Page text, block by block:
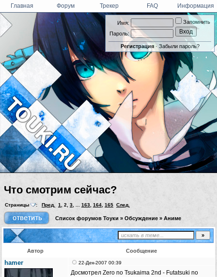
Имя:
Пароль:
Запомнить
Регистрация· Забыли пароль?
Главная Форум Трекер FAQ Информация
Что смотрим сейчас?
Страницы : Пред. 1, 2, 3, ... 163, 164, 165 След.
Список форумов Тоуки » Обсуждение » Аниме
Автор Сообщение
hamer 22-Дек-2007 00:39
Досмотрел Zero no Tsukaima 2nd - Futatsuki no